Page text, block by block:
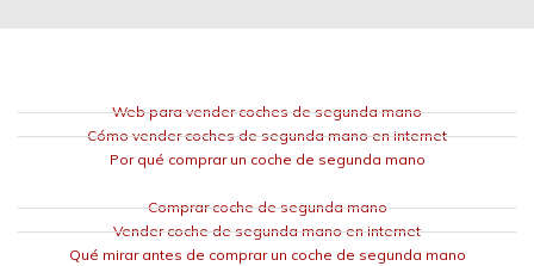
Web para vender coches de segunda mano
Cómo vender coches de segunda mano en internet
Por qué comprar un coche de segunda mano
Comprar coche de segunda mano
Vender coche de segunda mano en internet
Qué mirar antes de comprar un coche de segunda mano